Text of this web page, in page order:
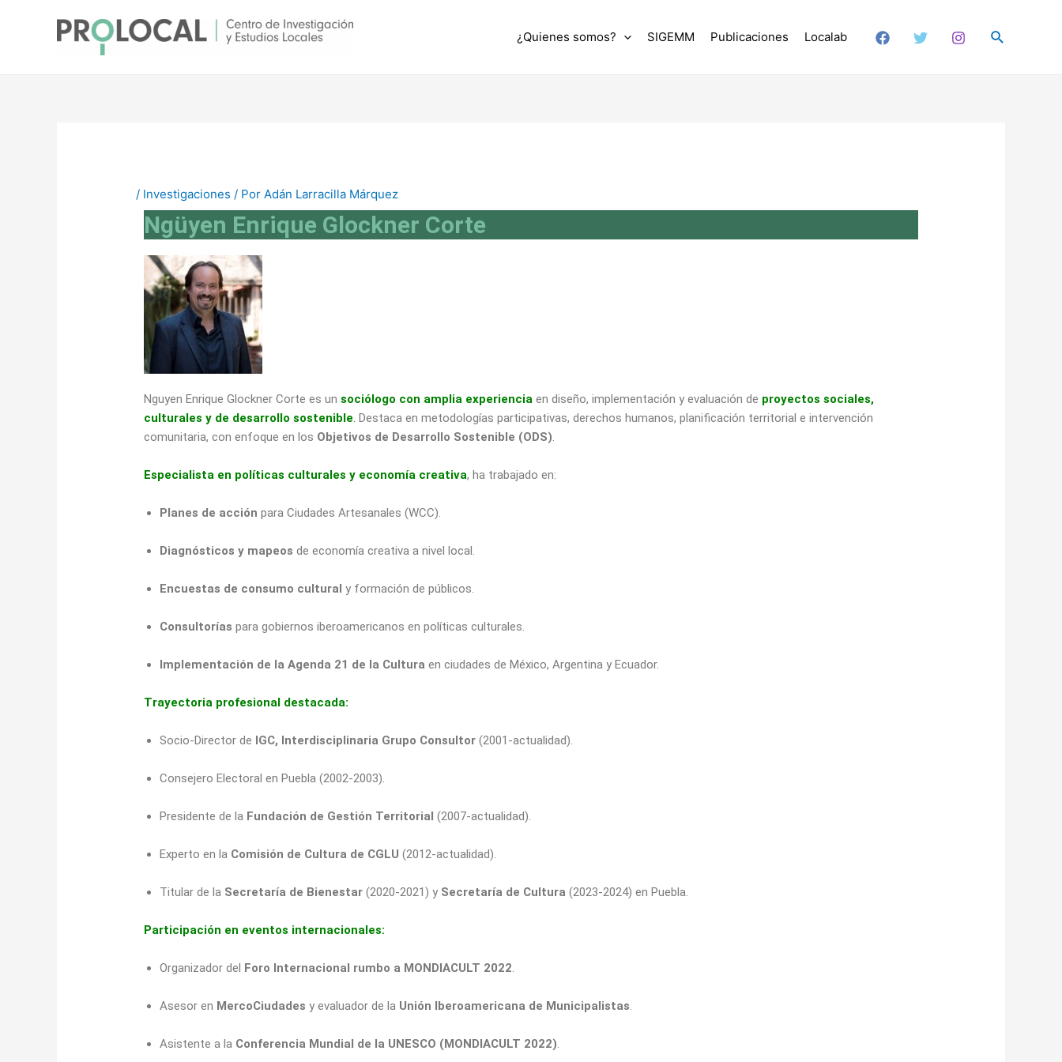
¿Quienes somos? SIGEMM Publicaciones Localab Buscar
/ Investigaciones / PorAdán Larracilla Márquez
Ngüyen Enrique Glockner Corte
Nguyen Enrique Glockner Corte es unsociólogo con amplia experiencia en diseño, implementación y evaluación de proyectos sociales,
culturales y de desarrollo sostenible. Destaca en metodologías participativas, derechos humanos, planificación territorial e intervención
comunitaria, con enfoque en los Objetivos de Desarrollo Sostenible (ODS).
Especialista en políticas culturales y economía creativa, ha trabajado en:
Planes de acción para Ciudades Artesanales (WCC).
Diagnósticos y mapeos de economía creativa a nivel local.
Encuestas de consumo cultural y formación de públicos.
Consultorías para gobiernos iberoamericanos en políticas culturales.
Implementación de la Agenda 21 de la Cultura en ciudades de México, Argentina y Ecuador.
Trayectoria profesional destacada:
Socio-Director de IGC, Interdisciplinaria Grupo Consultor (2001-actualidad).
Consejero Electoral en Puebla (2002-2003).
Presidente de la Fundación de Gestión Territorial (2007-actualidad).
Experto en la Comisión de Cultura de CGLU (2012-actualidad).
Titular de la Secretaría de Bienestar (2020-2021) y Secretaría de Cultura (2023-2024) en Puebla.
Participación en eventos internacionales:
Organizador del Foro Internacional rumbo a MONDIACULT 2022.
Asesor en MercoCiudades y evaluador de la Unión Iberoamericana de Municipalistas.
Asistente a la Conferencia Mundial de la UNESCO (MONDIACULT 2022).
de
entradas